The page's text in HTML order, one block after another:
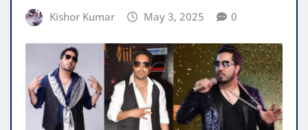
Kishor Kumar May 3, 2025 0